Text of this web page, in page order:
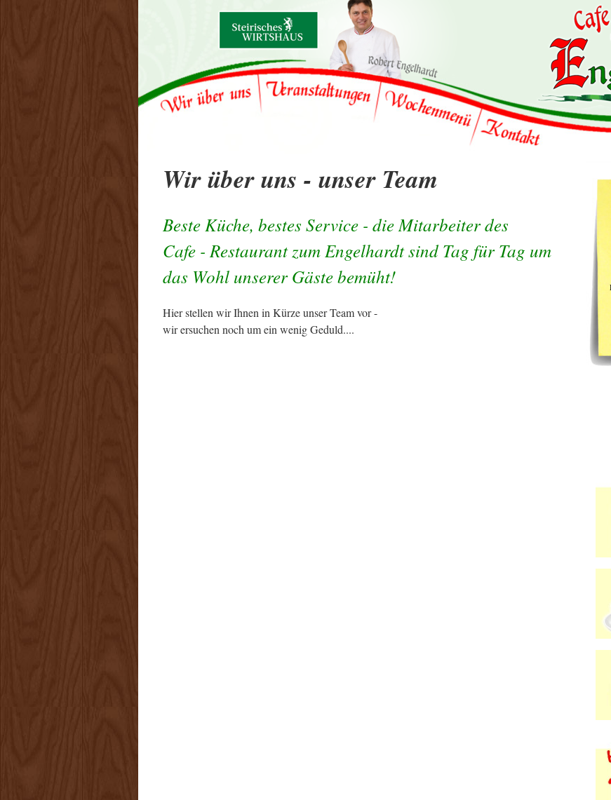
Wir über uns - unser Team
Beste Küche, bestes Service - die Mitarbeiter des
Cafe - Restaurant zum Engelhardt sind Tag für Tag um
das Wohl unserer Gäste bemüht!
Hier stellen wir Ihnen in Kürze unser Team vor -
wir ersuchen noch um ein wenig Geduld....